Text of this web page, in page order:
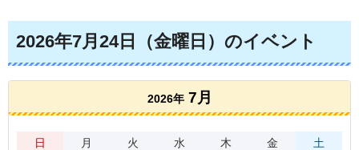
2026年7月24日（金曜日）のイベント
2026年 7月
日 月 火 水 木 金 土